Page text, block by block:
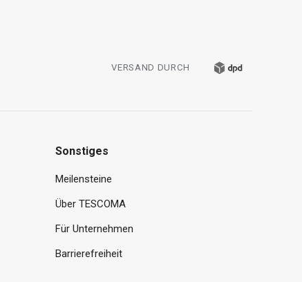
VERSAND DURCH
Sonstiges
Meilensteine
Über TESCOMA
Für Unternehmen
Barrierefreiheit